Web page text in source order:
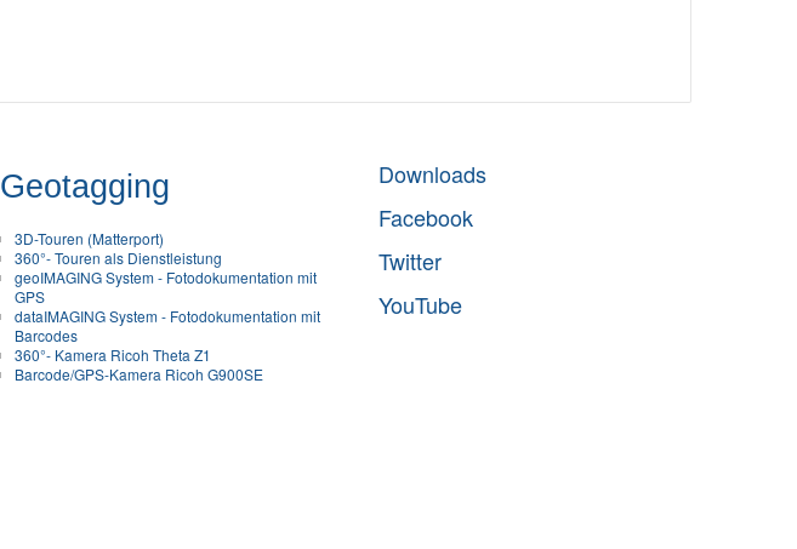
Geotagging
3D-Touren (Matterport)
360°- Touren als Dienstleistung
geoIMAGING System - Fotodokumentation mit
GPS
dataIMAGING System - Fotodokumentation mit
Barcodes
360°- Kamera Ricoh Theta Z1
Barcode/GPS-Kamera Ricoh G900SE
Downloads
Facebook
Twitter
YouTube